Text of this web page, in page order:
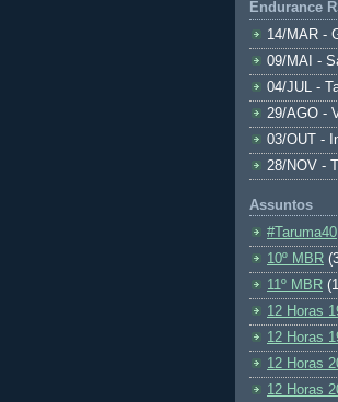
Endurance
14/MAR -
09/MAI -
04/JUL -
29/AGO -
03/OUT -
28/NOV -
Assuntos
#Taruma40
10º MBR
11º MBR
12 Horas
12 Horas
12 Horas
12 Horas